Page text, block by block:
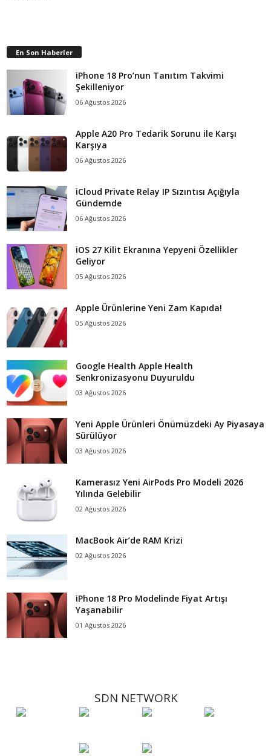
En Son Haberler
iPhone 18 Pro’nun Tanıtım Takvimi
Şekilleniyor
06 Ağustos 2026
Apple A20 Pro Tedarik Sorunu ile Karşı
Karşıya
06 Ağustos 2026
iCloud Private Relay IP Sızıntısı Açığıyla
Gündemde
06 Ağustos 2026
iOS 27 Kilit Ekranına Yepyeni Özellikler
Geliyor
05 Ağustos 2026
Apple Ürünlerine Yeni Zam Kapıda!
05 Ağustos 2026
Google Health Apple Health
Senkronizasyonu Duyuruldu
03 Ağustos 2026
Yeni Apple Ürünleri Önümüzdeki Ay Piyasaya
Sürülüyor
03 Ağustos 2026
Kamerasız Yeni AirPods Pro Modeli 2026
Yılında Gelebilir
02 Ağustos 2026
MacBook Air’de RAM Krizi
02 Ağustos 2026
iPhone 18 Pro Modelinde Fiyat Artışı
Yaşanabilir
01 Ağustos 2026
SDN NETWORK